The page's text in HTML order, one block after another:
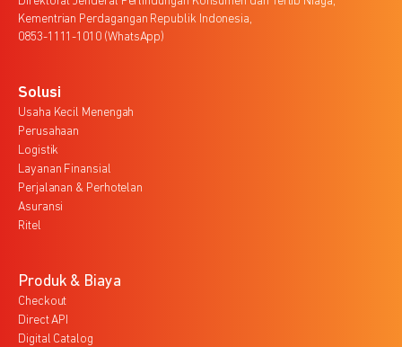
Kementrian Perdagangan Republik Indonesia,
0853-1111-1010 (WhatsApp)
Solusi
Usaha Kecil Menengah
Perusahaan
Logistik
Layanan Finansial
Perjalanan & Perhotelan
Asuransi
Ritel
Produk & Biaya
Checkout
Direct API
Digital Catalog